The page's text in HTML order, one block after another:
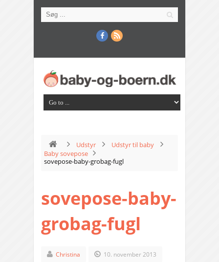
Udstyr
Udstyr til baby
Baby sovepose
sovepose-baby-grobag-fugl
sovepose-baby-
grobag-fugl
Christina 10. november 2013